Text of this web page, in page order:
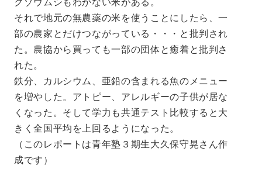
クゾウムシもわかない米がある。
それで地元の無農薬の米を使うことにしたら、一
部の農家とだけつながっている・・・と批判され
た。農協から買っても一部の団体と癒着と批判さ
れた。
鉄分、カルシウム、亜鉛の含まれる魚のメニュー
を増やした。アトピー、アレルギーの子供が居な
くなった。そして学力も共通テスト比較すると大
きく全国平均を上回るようになった。
（このレポートは青年塾３期生大久保守晃さん作
成です）